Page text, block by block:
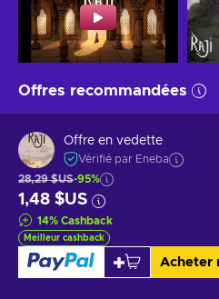
Offres recommandées
Offre en vedette
Vérifié par Eneba
28,29 $US-95%
1,48 $US
14% Cashback
Meilleur cashback
Acheter